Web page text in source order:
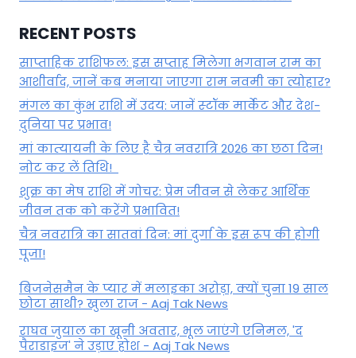
RECENT POSTS
साप्ताहिक राशिफल: इस सप्ताह मिलेगा भगवान राम का
आशीर्वाद, जानें कब मनाया जाएगा राम नवमी का त्योहार?
मंगल का कुंभ राशि में उदय: जानें स्‍टॉक मार्केट और देश-
दुनिया पर प्रभाव!
मां कात्‍यायनी के लिए है चैत्र नवरात्रि 2026 का छठा दिन!
नोट कर लें तिथि!
शुक्र का मेष राशि में गोचर: प्रेम जीवन से लेकर आर्थिक
जीवन तक को करेंगे प्रभावित!
चैत्र नवरात्रि का सातवां दिन: मां दुर्गा के इस रूप की होगी
पूजा!
बिजनेसमैन के प्यार में मलाइका अरोड़ा, क्यों चुना 19 साल
छोटा साथी? खुला राज - Aaj Tak News
राघव जुयाल का खूनी अवतार, भूल जाएंगे एनिमल, 'द
पैराडाइज' ने उड़ाए होश - Aaj Tak News